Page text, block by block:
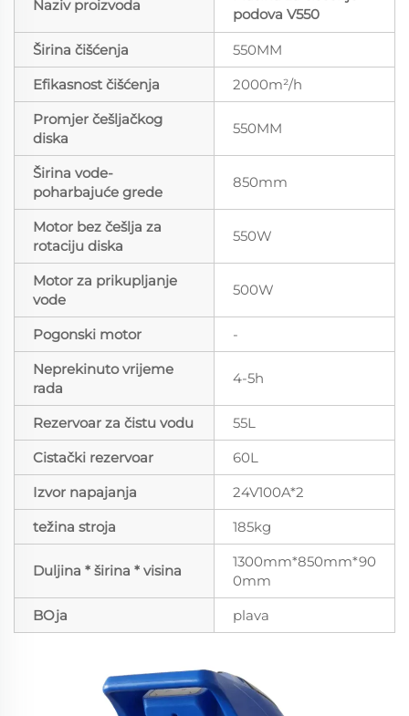
Naziv proizvoda
podova V550
Širina čišćenja
550MM
Efikasnost čišćenja
2000m²/h
Promjer češljačkog
diska
550MM
Širina vode-
poharbajuće grede
850mm
Motor bez češlja za
rotaciju diska
550W
Motor za prikupljanje
vode
500W
Pogonski motor
-
Neprekinuto vrijeme
rada
4-5h
Rezervoar za čistu vodu
55L
Cistački rezervoar
60L
Izvor napajanja
24V100A*2
težina stroja
185kg
Duljina * širina * visina
1300mm*850mm*90
0mm
BOja
plava